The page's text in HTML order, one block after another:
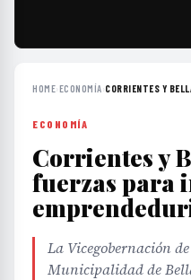
HOME›ECONOMÍA›CORRIENTES Y
ECONOMÍA
Corrientes y
fuerzas para
La Vicegobernación
Municipalidad de